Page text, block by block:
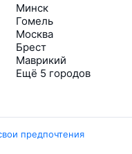
Минск
Гомель
Москва
Брест
Маврикий
Ещё 5 городов
предпочтения